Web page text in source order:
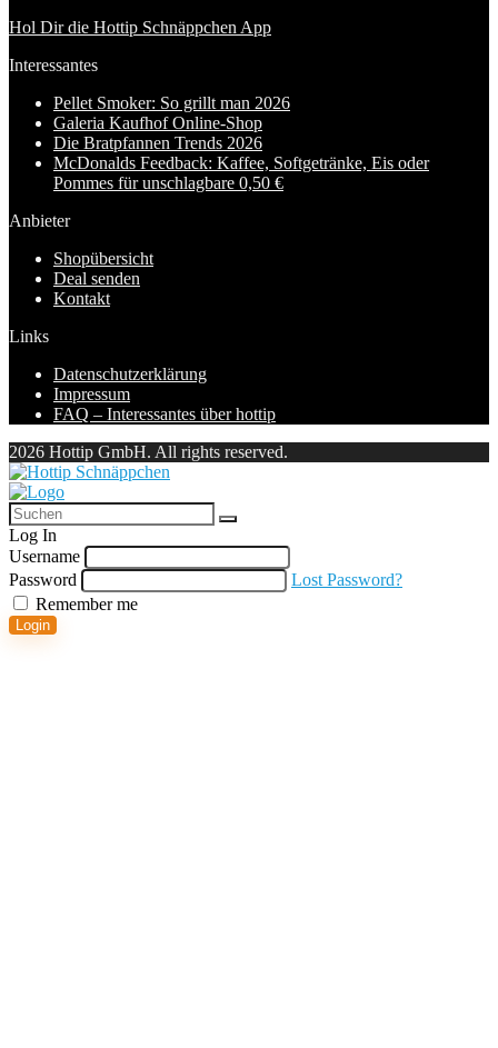
Hol Dir die Hottip Schnäppchen App
Interessantes
Pellet Smoker: So grillt man 2026
Galeria Kaufhof Online-Shop
Die Bratpfannen Trends 2026
McDonalds Feedback: Kaffee, Softgetränke, Eis oder
Pommes für unschlagbare 0,50 €
Anbieter
Shopübersicht
Deal senden
Kontakt
Links
Datenschutzerklärung
Impressum
FAQ – Interessantes über hottip
2026 Hottip GmbH. All rights reserved.
Log In
Username
Password
Lost Password?
Remember me
Login